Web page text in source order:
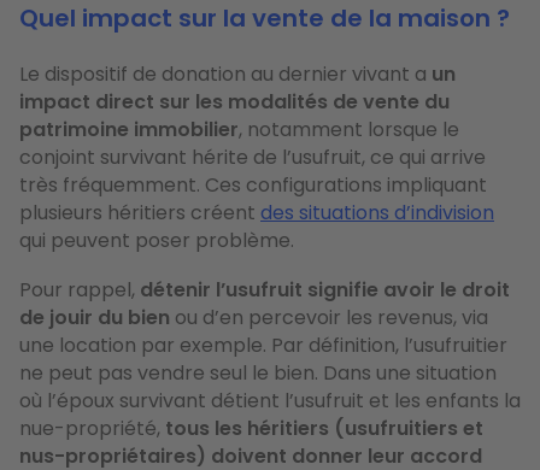
Quel impact sur la vente de la maison ?
Le dispositif de donation au dernier vivant a un
impact direct sur les modalités de vente du
patrimoine immobilier, notamment lorsque le
conjoint survivant hérite de l’usufruit, ce qui arrive
très fréquemment. Ces configurations impliquant
plusieurs héritiers créent des situations d’indivision
qui peuvent poser problème.
Pour rappel, détenir l’usufruit signifie avoir le droit
de jouir du bien ou d’en percevoir les revenus, via
une location par exemple. Par définition, l’usufruitier
ne peut pas vendre seul le bien. Dans une situation
où l’époux survivant détient l’usufruit et les enfants la
nue-propriété, tous les héritiers (usufruitiers et
nus-propriétaires) doivent donner leur accord